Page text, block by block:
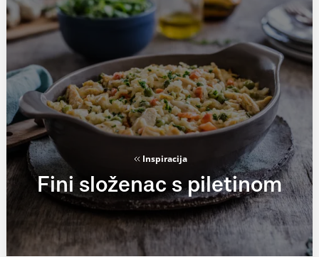
Inspiracija
Fini složenac s piletinom